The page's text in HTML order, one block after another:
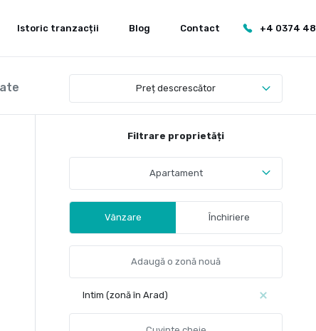
Istoric tranzacții Blog Contact +4 0374
Preț descrescător
Filtrare proprietăți
Apartament
Vânzare Închiriere
Intim (zonă în Arad)